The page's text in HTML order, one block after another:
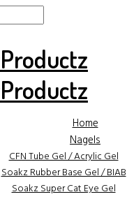
Home
Nagels
CFN Tube Gel / Acrylic Gel
Soakz Rubber Base Gel / BIAB
Soakz Super Cat Eye Gel